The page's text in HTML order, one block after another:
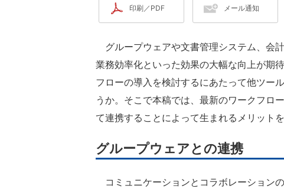
印刷／PDF メール通知
グループウェアや文書管理システム、会
業務効率化といった効果の大幅な向上が期
フローの導入を検討するにあたって他ツー
うか。そこで本稿では、最新のワークフロ
て連携することによって生まれるメリット
グループウェアとの連携
コミュニケーションとコラボレーション